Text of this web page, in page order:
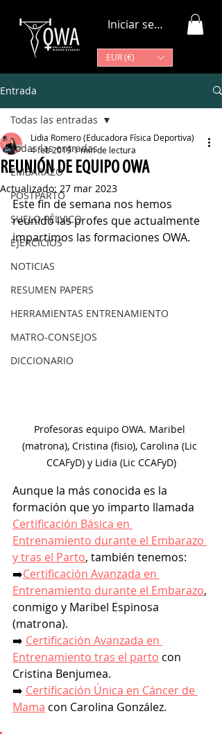
EUR (€)
Iniciar sesión
Entrada
Todas las entradas
EMBARAZO
POSTPARTO
SUELO PÉLVICO
EJERCICIOS
NOTICIAS
RESUMEN PAPERS
HERRAMIENTAS ENTRENAMIENTO
MATRO-CONSEJOS
DICCIONARIO
Todas las entradas
REUNIÓN DE EQUIPO OWA
Lidia Romero (Educadora Física Deportiva)
4 feb 20191 min de lectura
Actualizado: 27 mar 2023
Este fin de semana nos hemos
reunido las profes que actualmente
impartimos las formaciones OWA.
Profesoras equipo OWA. Maribel
(matrona), Cristina (fisio), Carolina (Lic
CCAFyD) y Lidia (Lic CCAFyD)
Aunque la más conocida es la
formación que yo imparto llamada
Certificación Básica en
Entrenamiento durante el Embarazo
y tras el Parto, también tenemos:
➡️Certificación Avanzada en
Entrenamiento durante el Embarazo,
conmigo y Maribel Espinosa
(matrona).
➡️ Certificación Avanzada en
Entrenamiento tras el parto con
Cristina Benjumea.
➡️ Certificación Única en Cáncer de
Mama con Carolina González.